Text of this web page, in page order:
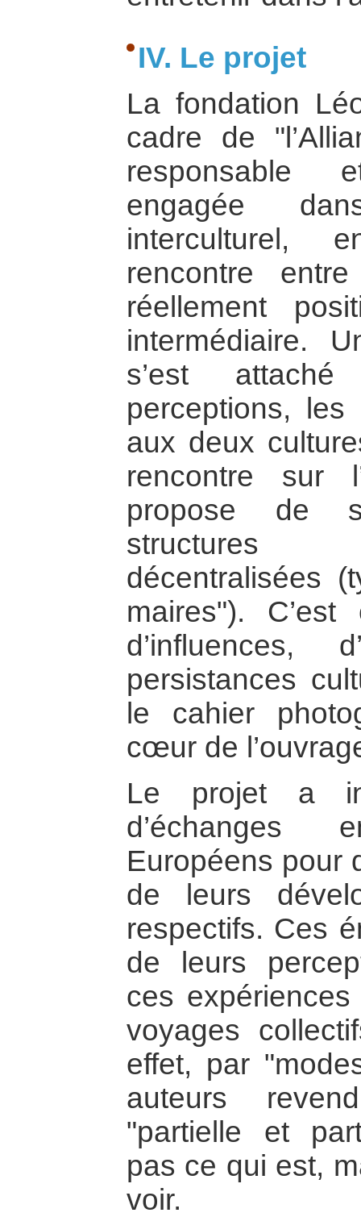
IV. Le projet
La fondation
cadre de
responsable
engagée
interculturel,
rencontre
réellement
intermédiaire.
s’est
perceptions, les
aux deux
rencontre sur
propose de
structures
décentralisées
maires").
d’influences,
persistances
le cahier
cœur de
Le projet a
Européens pour
de leurs
respectifs. Ces
de leurs
ces
voyages
effet, par
auteurs
"partielle et
pas ce qui est,
voir.